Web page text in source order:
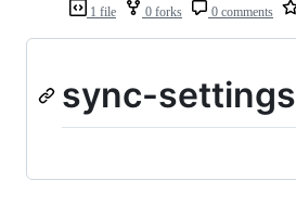
1 file 0 forks 0 comments
sync-settings